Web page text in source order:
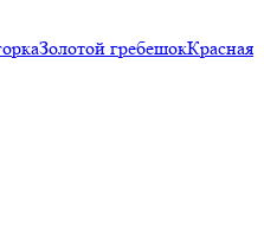
Золотой гребешокКрасная